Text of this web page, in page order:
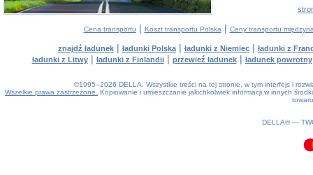
Cena transportu | Koszt transportu Polska | Ceny transportu
znajdź ładunek| ładunki Polska| ładunki z Niemiec| ładunki z
ładunki z Litwy| ładunki z Finlandii| przewieź ładunek| ładunek powrotny
©1995–2026 DELLA. Wszystkie treści na tej stronie, w tym interfejs i
Wszelkie prawa zastrzeżone.
Kopiowanie i umieszczanie jakichkolwiek informacji w innych
DELLA® —